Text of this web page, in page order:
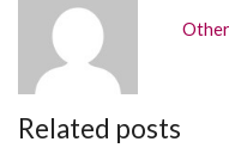
Related posts